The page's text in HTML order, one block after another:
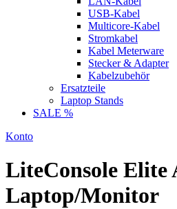
USB-Kabel
Multicore-Kabel
Stromkabel
Kabel Meterware
Stecker & Adapter
Kabelzubehör
Ersatzteile
Laptop Stands
SALE %
Konto
LiteConsole Elite
Laptop/Monitor